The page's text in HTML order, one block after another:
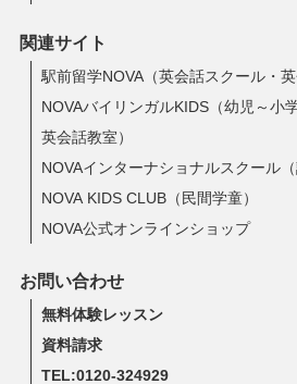
関連サイト
駅前留学NOVA（英会話スクール・英
NOVAバイリンガルKIDS（幼児～小
英会話教室）
NOVAインターナショナルスクール（
NOVA KIDS CLUB（民間学童）
NOVA公式オンラインショップ
お問い合わせ
無料体験レッスン
資料請求
TEL:0120-324929